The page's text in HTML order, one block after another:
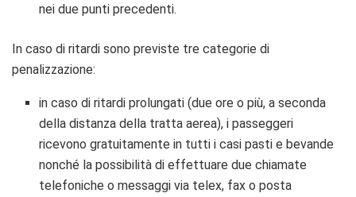
nei due punti precedenti.
In caso di ritardi sono previste tre categorie di
penalizzazione:
in caso di ritardi prolungati (due ore o più, a seconda
della distanza della tratta aerea), i passeggeri
ricevono gratuitamente in tutti i casi pasti e bevande
nonché la possibilità di effettuare due chiamate
telefoniche o messaggi via telex, fax o posta